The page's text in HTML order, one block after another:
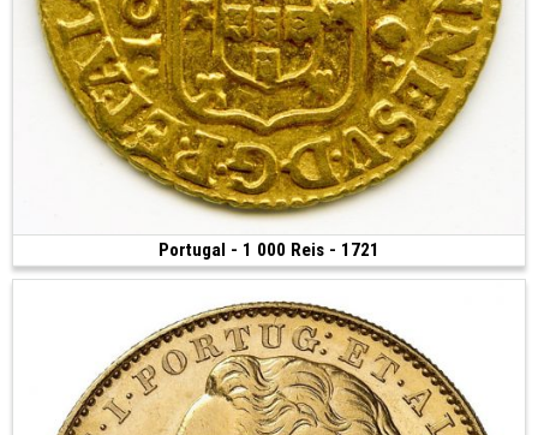
Portugal - 1 000 Reis - 1721
(1721 • Lisbonne • 2.30 g • 18 mm)